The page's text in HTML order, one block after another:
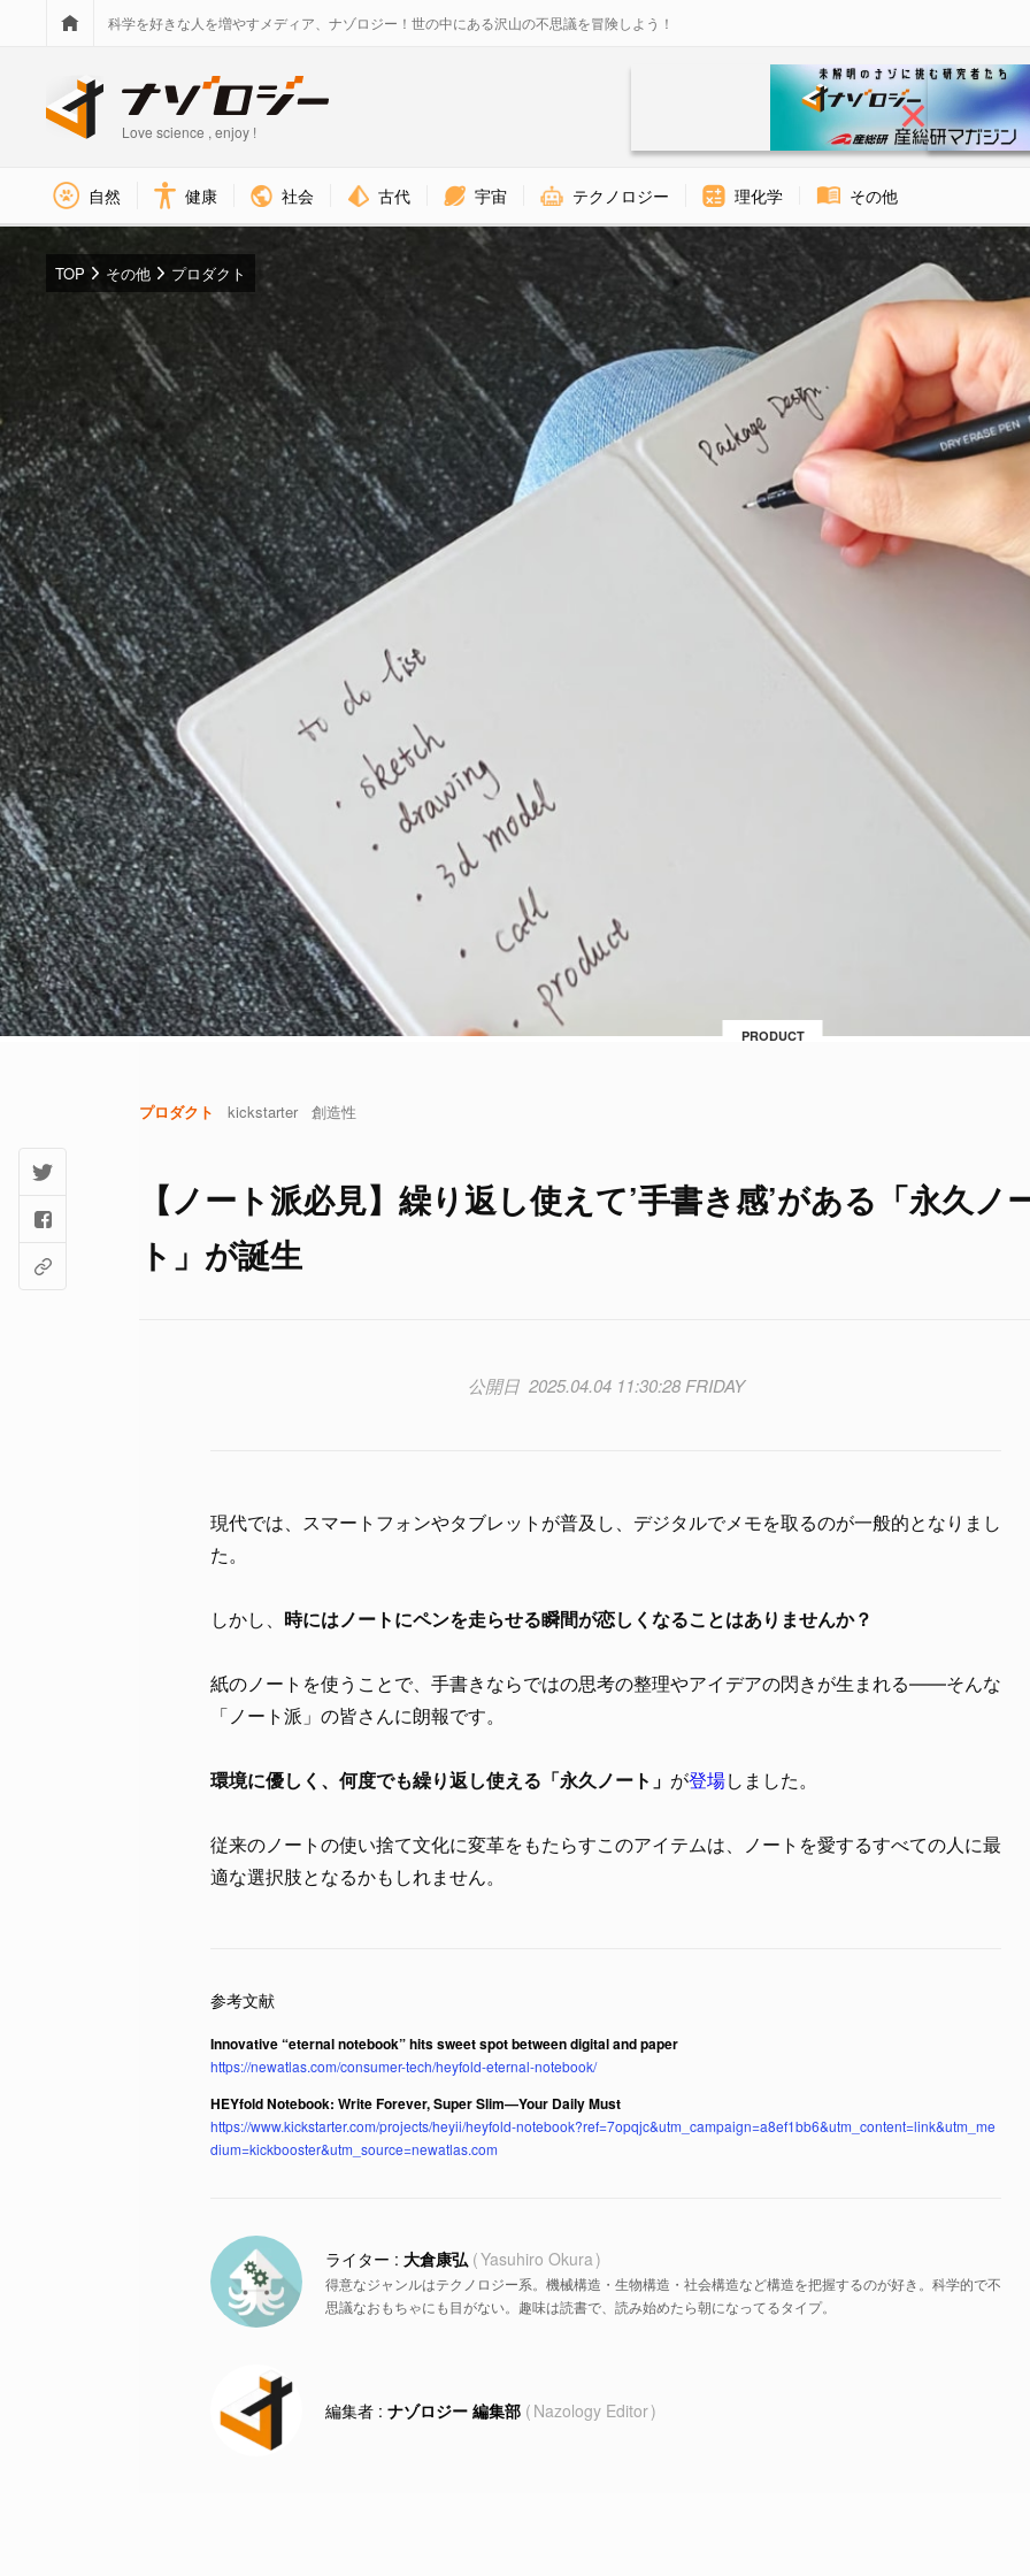
科学を好きな人を増やすメディア、ナゾロジー！世の中にある沢山の不思議を冒険しよう！
Love science , enjoy !
自然 健康 社会 古代 宇宙 テクノロジー 理化学 その他
PRODUCT
TOP その他 プロダクト
プロダクト kickstarter 創造性
【ノート派必見】繰り返し使えて’手書き感’がある「永久ノ
ト」が誕生
2025.04.04 11:30:28 FRIDAY
現代では、スマートフォンやタブレットが普及し、デジタルでメモを取るのが一般的となりまし
た。
しかし、 時にはノートにペンを走らせる瞬間が恋しくなることはありませんか？
紙のノートを使うことで、手書きならではの思考の整理やアイデアの閃きが生まれる――そんな
「ノート派」の皆さんに朗報です。
環境に優しく、何度でも繰り返し使える「永久ノート」 が登場しました。
従来のノートの使い捨て文化に変革をもたらすこのアイテムは、ノートを愛するすべての人に最
適な選択肢となるかもしれません。
Innovative “eternal notebook” hits sweet spot between digital and paper
https://newatlas.com/consumer-tech/heyfold-eternal-notebook/
HEYfold Notebook: Write Forever, Super Slim—Your Daily Must
https://www.kickstarter.com/projects/heyii/heyfold-notebook?ref=7opqjc&utm_campaign=a8ef1bb6&utm_content=link&utm_me
dium=kickbooster&utm_source=newatlas.com
大倉康弘 Yasuhiro Okura
得意なジャンルはテクノロジー系。機械構造・生物構造・社会構造など構造を把握するのが好き。科学的で不
思議なおもちゃにも目がない。趣味は読書で、読み始めたら朝になってるタイプ。
ナゾロジー 編集部 Nazology Editor